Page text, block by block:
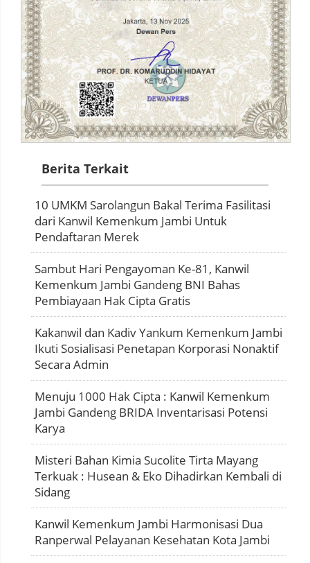
Berita Terkait
10 UMKM Sarolangun Bakal Terima Fasilitasi
dari Kanwil Kemenkum Jambi Untuk
Pendaftaran Merek
Sambut Hari Pengayoman Ke-81, Kanwil
Kemenkum Jambi Gandeng BNI Bahas
Pembiayaan Hak Cipta Gratis
Kakanwil dan Kadiv Yankum Kemenkum Jambi
Ikuti Sosialisasi Penetapan Korporasi Nonaktif
Secara Admin
Menuju 1000 Hak Cipta : Kanwil Kemenkum
Jambi Gandeng BRIDA Inventarisasi Potensi
Karya
Misteri Bahan Kimia Sucolite Tirta Mayang
Terkuak : Husean & Eko Dihadirkan Kembali di
Sidang
Kanwil Kemenkum Jambi Harmonisasi Dua
Ranperwal Pelayanan Kesehatan Kota Jambi